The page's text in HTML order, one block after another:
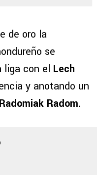
de oro la
se
liga con el Lech
y anotando un
Radomiak Radom.